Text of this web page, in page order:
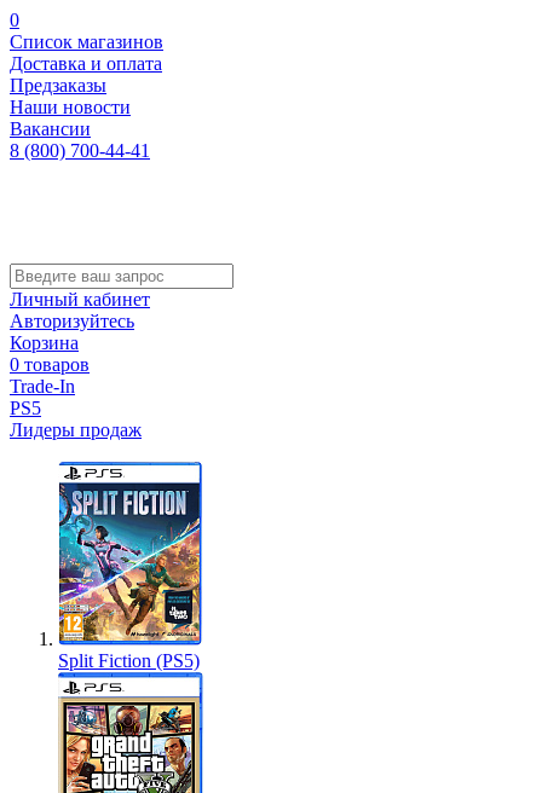
0
Список магазинов
Доставка и оплата
Предзаказы
Наши новости
Вакансии
8 (800) 700-44-41
Личный кабинет
Авторизуйтесь
Корзина
0 товаров
Trade-In
PS5
Лидеры продаж
Split Fiction (PS5)